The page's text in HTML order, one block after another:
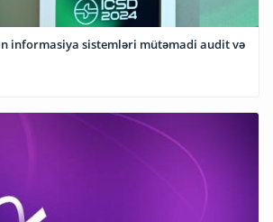
informasiya sistemləri mütəmadi audit və